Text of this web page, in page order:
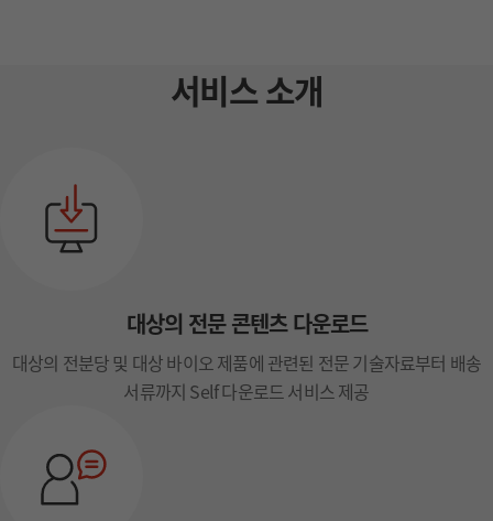
서비스 소개
대상의 전문 콘텐츠 다운로드
대상의 전분당 및 대상 바이오 제품에 관련된 전문 기술자료부터 배송
서류까지 Self 다운로드 서비스 제공